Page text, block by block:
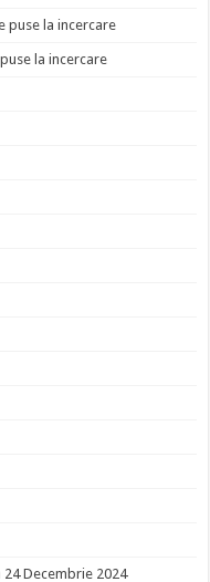
puse la incercare
la incercare
24 Decembrie 2024